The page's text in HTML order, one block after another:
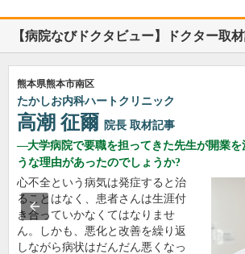
【病院なびドクタビュー】ドクター取
熊本県熊本市南区
たかしお内科ハートクリニック
高潮 征爾 院長 取材記事
大学病院で要職を担ってきた先生が開業を
うな理由があったのでしょうか?
心不全という病気は発症すると治
ることはなく、患者さんは生涯付
き合っていかなくてはなりませ
ん。しかも、悪化と改善を繰り返
しながら病状はだんだん悪くなっ